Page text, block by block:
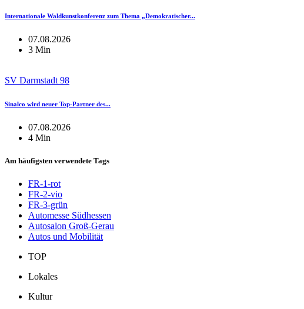
Internationale Waldkunstkonferenz zum Thema „Demokratischer...
07.08.2026
3 Min
SV Darmstadt 98
Sinalco wird neuer Top-Partner des...
07.08.2026
4 Min
Am häufigsten verwendete Tags
FR-1-rot
FR-2-vio
FR-3-grün
Automesse Südhessen
Autosalon Groß-Gerau
Autos und Mobilität
TOP
Lokales
Kultur